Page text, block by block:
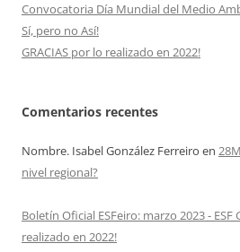
Convocatoria Día Mundial del Medio
Sí, pero no Así!
GRACIAS por lo realizado en 2022!
Comentarios recentes
Nombre. Isabel González Ferreiro en
nivel regional?
Boletín Oficial ESFeiro: marzo 2023 - ESF
realizado en 2022!